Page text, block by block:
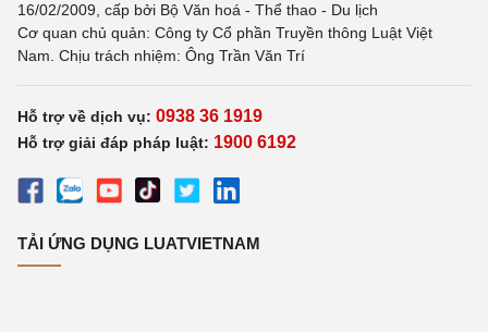
16/02/2009, cấp bởi Bộ Văn hoá - Thể thao - Du lịch
Cơ quan chủ quản: Công ty Cổ phần Truyền thông Luật Việt
Nam. Chịu trách nhiệm: Ông Trần Văn Trí
Hỗ trợ về dịch vụ: 0938 36 1919
Hỗ trợ giải đáp pháp luật: 1900 6192
TẢI ỨNG DỤNG LUATVIETNAM